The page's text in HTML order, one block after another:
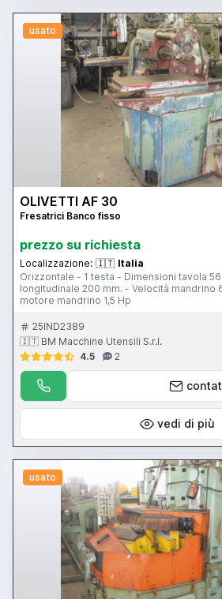
usato
OLIVETTI AF 30
Fresatrici Banco fisso
prezzo su richiesta
Localizzazione: 🇮🇹 Italia
Orizzontale - 1 testa - Dimensioni tavola
longitudinale 200 mm. - Velocità mandrino
motore mandrino 1,5 Hp
25IND2389
🇮🇹 BM Macchine Utensili S.r.l.
4.5
2
vedi di più
usato